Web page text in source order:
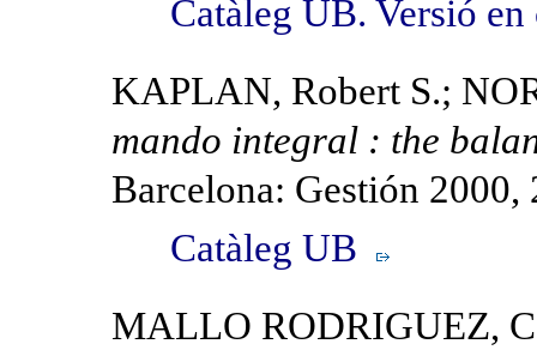
Catàleg UB. Versió
KAPLAN, Robert S.;
mando integral : the
Barcelona: Gestión 2000,
Catàleg UB
MALLO RODRIGUEZ,